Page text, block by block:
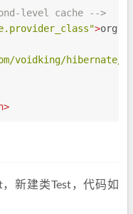
level cache -->
>
voidking/hibernate/
>
新建类Test，代码如